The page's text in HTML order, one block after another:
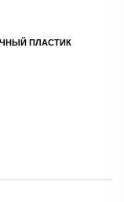
ПЛАСТИК